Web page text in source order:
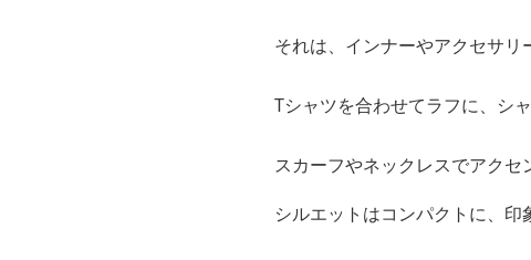
それは、インナーやアクセサリ
Tシャツを合わせてラフに、シ
スカーフやネックレスでアクセ
シルエットはコンパクトに、印